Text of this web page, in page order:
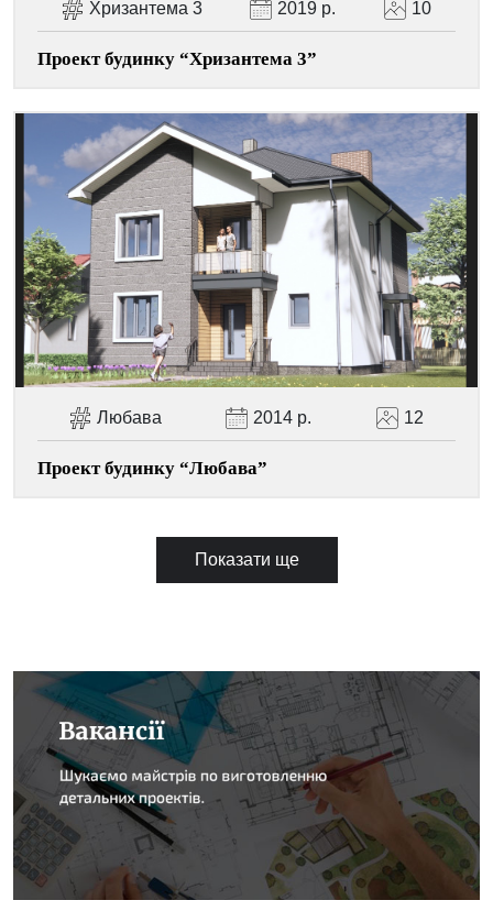
Facebook
ViberTelegramWhatsAppPinterest
Хризантема 3 2019 р. 10
Проект будинку “Хризантема 3”
Любава 2014 р. 12
Проект будинку “Любава”
Показати ще